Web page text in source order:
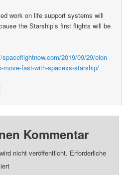
work on life support systems will
the Starship’s first flights will be
spaceflightnow.com/2019/09/29/elon-
move-fast-with-spacexs-starship/
Kommentar
nicht veröffentlicht. Erforderliche